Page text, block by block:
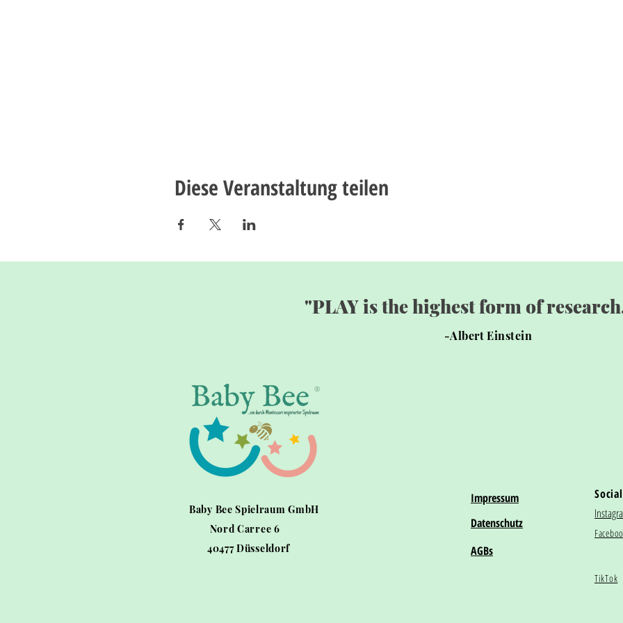
Diese Veranstaltung teilen
"PLAY is the highest form of
®
Baby Bee Spielraum GmbH
Nord Carree 6
40477 Düsseldorf
Impressum
Social
Datenschutz
AGBs
-Albert Einstein
TikTok